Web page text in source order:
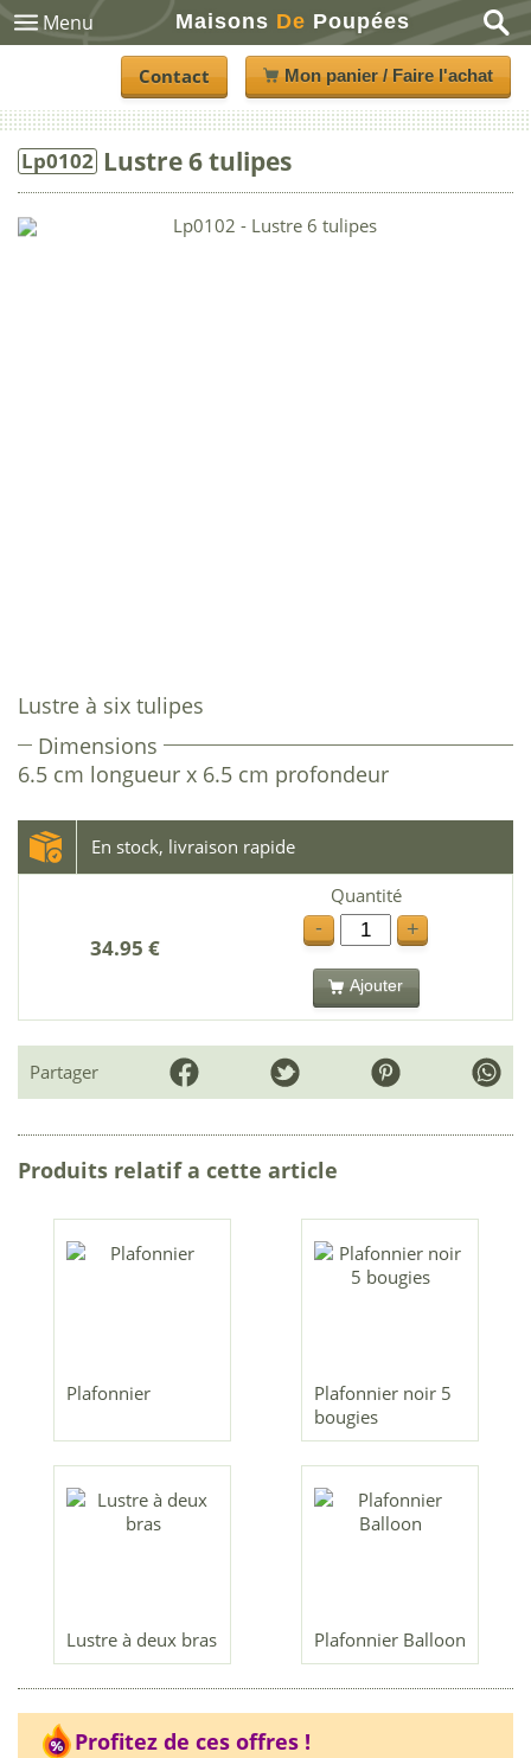
Menu Maisons De Poupées
Contact Mon panier / Faire l'achat
Lp0102 Lustre 6 tulipes
Lustre à six tulipes
Dimensions
6.5 cm longueur x 6.5 cm profondeur
En stock, livraison rapide
34.95 €
Quantité
-
+
Ajouter
Partager
Produits relatif a cette article
Plafonnier
Plafonnier noir 5
bougies
Lustre à deux bras Plafonnier Balloon
Profitez de ces offres !